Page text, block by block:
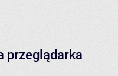
przeglądarka